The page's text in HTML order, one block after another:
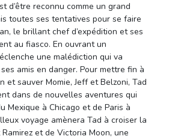
d’être reconnu comme un grand
toutes ses tentatives pour se faire
le brillant chef d’expédition et ses
au fiasco. En ouvrant un
une malédiction qui va
amis en danger. Pour mettre fin à
et sauver Momie, Jeff et Belzoni, Tad
dans de nouvelles aventures qui
Mexique à Chicago et de Paris à
voyage amènera Tad à croiser la
et de Victoria Moon, une